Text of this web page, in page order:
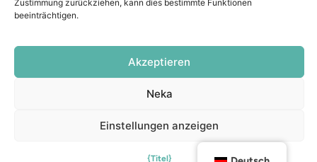
Zustimmung zurückziehen, kann dies bestimmte Funktionen
beeinträchtigen.
Akzeptieren
Neka
Einstellungen anzeigen
{Titel}
info@malmocity.se
presentkort@malmocity.se